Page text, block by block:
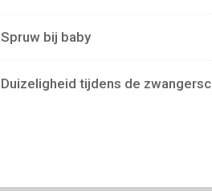
Spruw bij baby
Duizeligheid tijdens de